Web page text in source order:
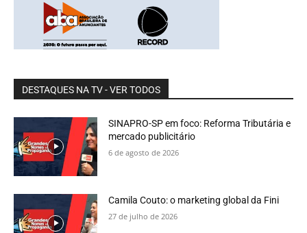
DESTAQUES NA TV - VER TODOS
SINAPRO-SP em foco: Reforma Tributária e
mercado publicitário
6 de agosto de 2026
Camila Couto: o marketing global da Fini
27 de julho de 2026